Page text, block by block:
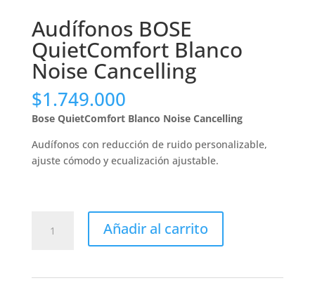
Audífonos BOSE
QuietComfort Blanco
Noise Cancelling
$1.749.000
Bose QuietComfort Blanco Noise Cancelling
Audífonos con reducción de ruido personalizable,
ajuste cómodo y ecualización ajustable.
BOSE
Añadir al carrito